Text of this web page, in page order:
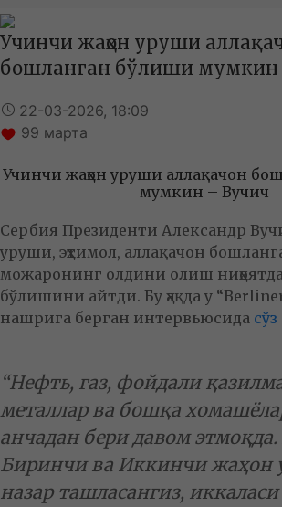
Учинчи жаҳон уруши
бошланган бўлиши мумкин
22-03-2026, 18:09
99 марта
Учинчи жаҳон уруши аллақачон
мумкин – Вучич
Сербия Президенти Александр
уруши, эҳтимол, аллақачон
можаронинг олдини олиш
бўлишини айтди. Бу ҳақда у
нашрига берган интервьюсида
“Нефть, газ, фойдали
металлар ва бошқа
анчадан бери давом этмоқда.
Биринчи ва Иккинчи жаҳон
назар ташласангиз,